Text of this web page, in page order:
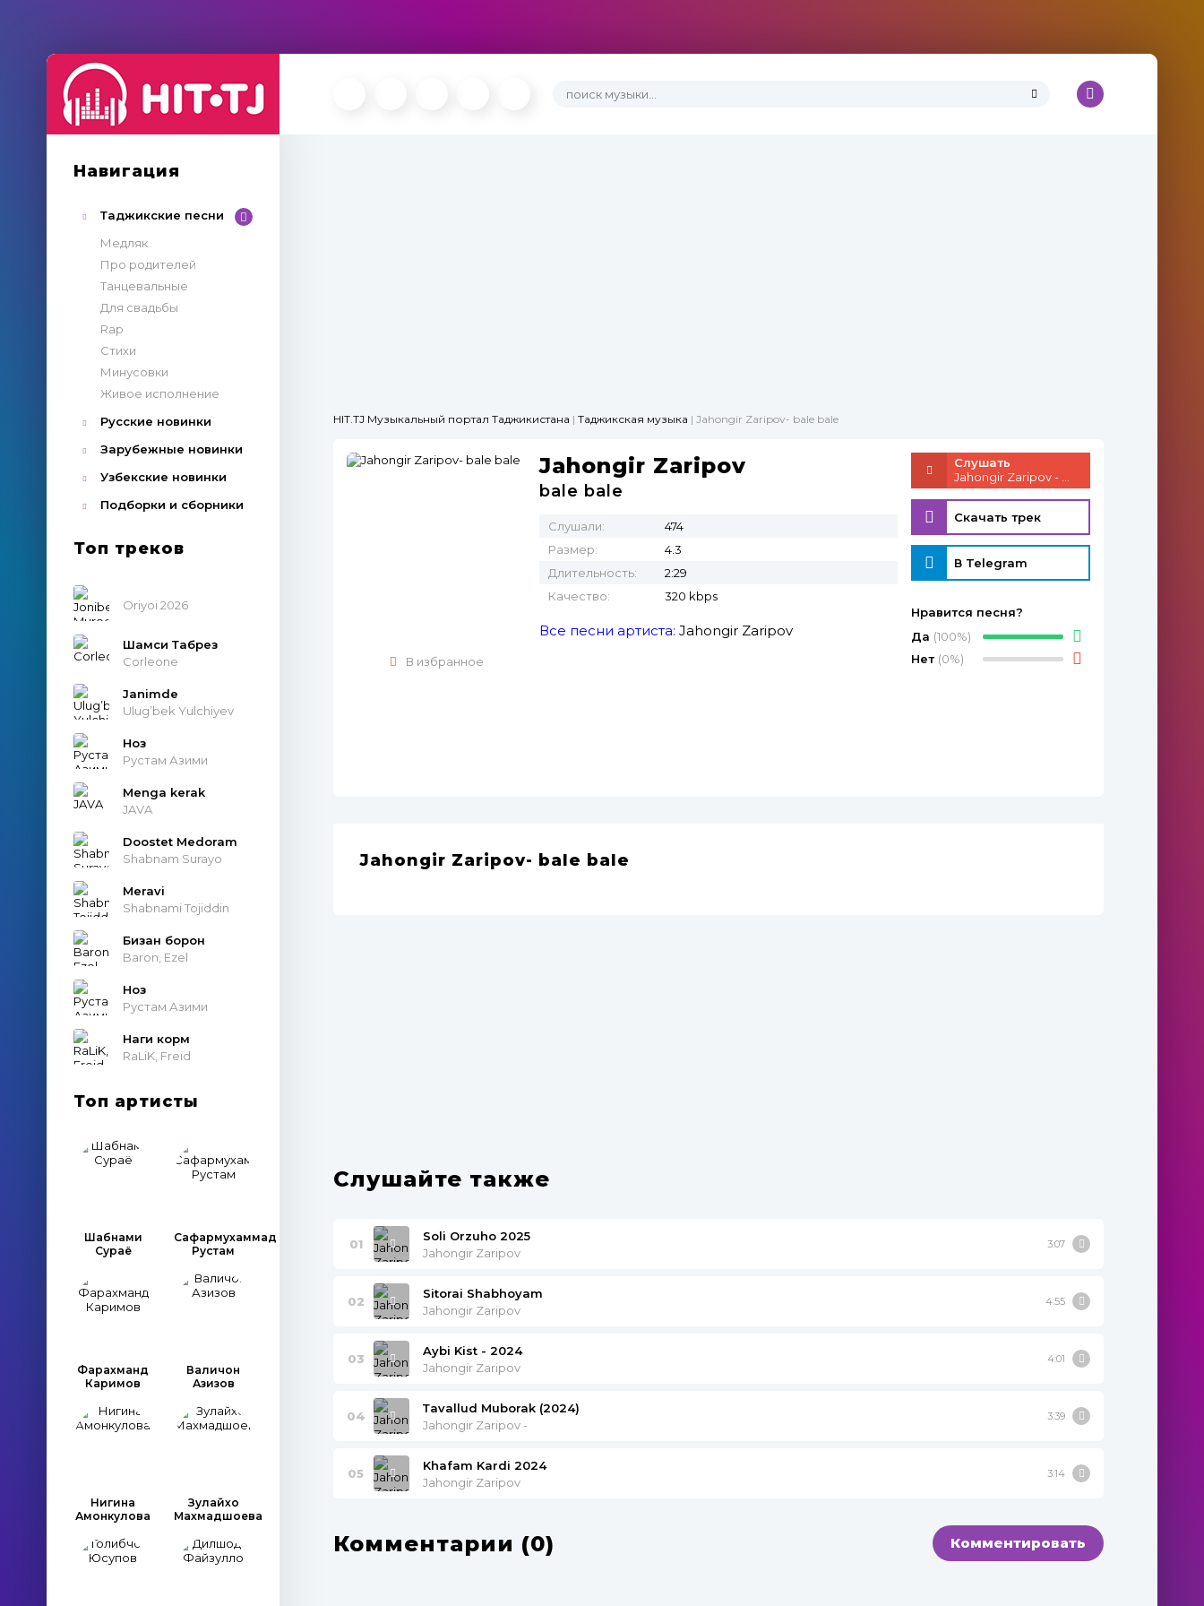
Навигация
Таджикские песни
Медляк
Про родителей
Танцевальные
Для свадьбы
Rap
Стихи
Минусовки
Живое исполнение
Русские новинки
Зарубежные новинки
Узбекские новинки
Подборки и сборники
Топ треков
Oriyoi 2026
Шамси Табрез
Corleone
Janimde
Ulug’bek Yulchiyev
Ноз
Рустам Азими
Menga kerak
JAVA
Doostet Medoram
Shabnam Surayo
Meravi
Shabnami Tojiddin
Бизан борон
Baron, Ezel
Ноз
Рустам Азими
Наги корм
RaLiK, Freid
Топ артисты
Шабнами
Сураё
Сафармухаммад
Рустам
Фарахманд
Каримов
Валичон
Азизов
Нигина
Амонкулова
Зулайхо
Махмадшоева
HIT.TJ Музыкальный портал Таджикистана | Таджикская музыка | Jahongir Zaripov- bale bale
В избранное
Jahongir Zaripov
bale bale
Слушали:
474
Размер:
4.3
Длительность:
2:29
Качество:
320 kbps
Все песни артиста: Jahongir Zaripov
Слушать
Скачать трек
В Telegram
Нравится песня?
Да (100%)
Нет (0%)
Jahongir Zaripov- bale bale
Слушайте также
01
Soli Orzuho 2025
Jahongir Zaripov
3:07
02
Sitorai Shabhoyam
Jahongir Zaripov
4:55
03
Aybi Kist - 2024
Jahongir Zaripov
4:01
04
Тavallud Muborak (2024)
Jahongir Zaripov -
3:39
05
Khafam Kardi 2024
Jahongir Zaripov
3:14
Комментарии (0) Комментировать